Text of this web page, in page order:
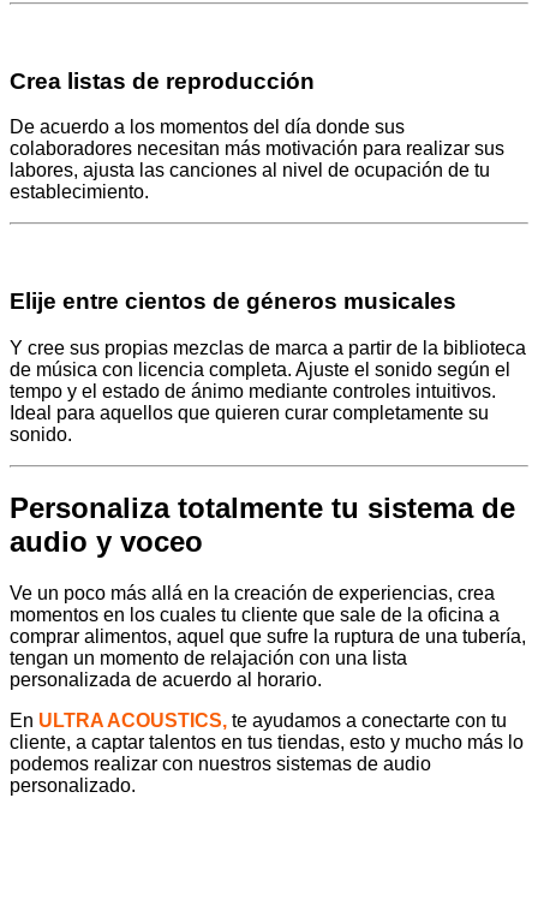
Crea listas de reproducción
De acuerdo a los momentos del día donde sus
colaboradores necesitan más motivación para realizar sus
labores, ajusta las canciones al nivel de ocupación de tu
establecimiento.
Elije entre cientos de géneros musicales
Y cree sus propias mezclas de marca a partir de la biblioteca
de música con licencia completa. Ajuste el sonido según el
tempo y el estado de ánimo mediante controles intuitivos.
Ideal para aquellos que quieren curar completamente su
sonido.
Personaliza totalmente tu sistema de
audio y voceo
Ve un poco más allá en la creación de experiencias, crea
momentos en los cuales tu cliente que sale de la oficina a
comprar alimentos, aquel que sufre la ruptura de una tubería,
tengan un momento de relajación con una lista
personalizada de acuerdo al horario.
En ULTRA ACOUSTICS, te ayudamos a conectarte con tu
cliente, a captar talentos en tus tiendas, esto y mucho más lo
podemos realizar con nuestros sistemas de audio
personalizado.